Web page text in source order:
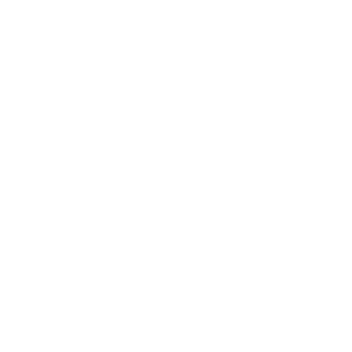
รบ้าง
ลดิบ]
ต่ปี 2023-2024
มากกว่าเกิด